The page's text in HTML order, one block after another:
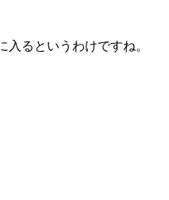
入るというわけですね。